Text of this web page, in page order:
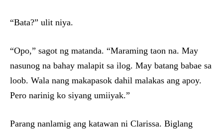
“Bata?” ulit niya.
“Opo,” sagot ng matanda. “Maraming taon na. May
nasunog na bahay malapit sa ilog. May batang babae sa
loob. Wala nang makapasok dahil malakas ang apoy.
Pero narinig ko siyang umiiyak.”
Parang nanlamig ang katawan ni Clarissa. Biglang